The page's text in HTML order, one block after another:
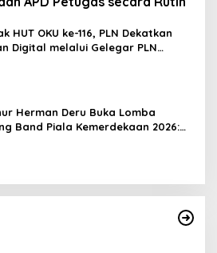
HUT OKU ke-116, PLN Dekatkan
Digital melalui Gelegar PLN
Herman Deru Buka Lomba
Band Piala Kemerdekaan 2026: